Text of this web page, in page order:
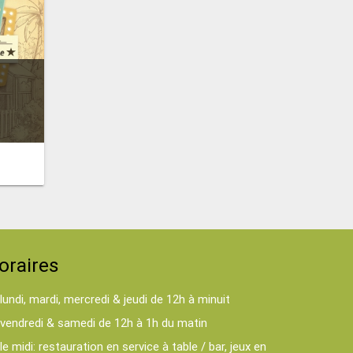
lundi, mardi, mercredi & jeudi de 12h à minuit
vendredi & samedi de 12h à 1h du matin
le midi: restauration en service à table / bar, jeux en